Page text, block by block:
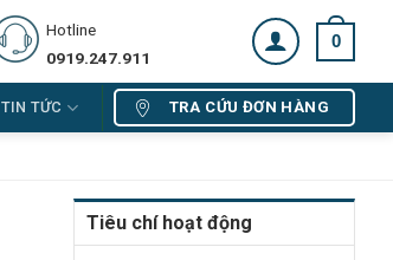
Hotline
0919.247.911
0
TIN TỨC TRA CỨU ĐƠN HÀNG
Tiêu chí hoạt động